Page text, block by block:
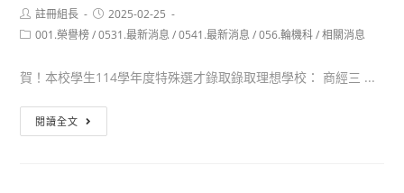
學
校
生
114
年
度
Post
author:
註冊組長
Post
published:
2025-02-25
Post001.榮譽榜 / 0531.最新消息 / 0541.最新消息 / 056.輪機科 / 相關消息
賀！本校學生114學年度特殊選才錄取錄取理想學校： 商經三 ...
閱讀全文
本